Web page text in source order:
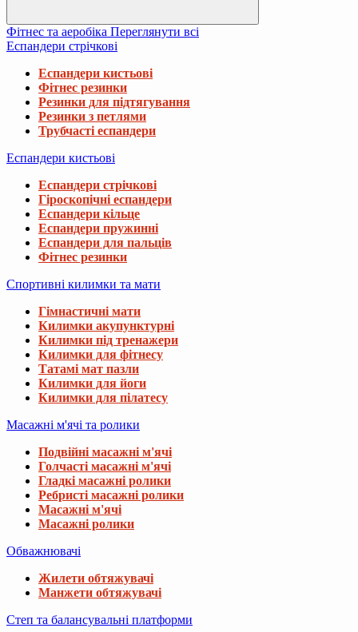
Фітнес та аеробіка Переглянути всі
Еспандери стрічкові
Еспандери кистьові
Фітнес резинки
Резинки для підтягування
Резинки з петлями
Трубчасті еспандери
Еспандери кистьові
Еспандери стрічкові
Гіроскопічні еспандери
Еспандери кільце
Еспандери пружинні
Еспандери для пальців
Фітнес резинки
Спортивні килимки та мати
Гімнастичні мати
Килимки акупунктурні
Килимки під тренажери
Килимки для фітнесу
Татамі мат пазли
Килимки для йоги
Килимки для пілатесу
Масажні м'ячі та ролики
Подвійні масажні м'ячі
Голчасті масажні м'ячі
Гладкі масажні ролики
Ребристі масажні ролики
Масажні м'ячі
Масажні ролики
Обважнювачі
Жилети обтяжувачі
Манжети обтяжувачі
Степ та балансувальні платформи